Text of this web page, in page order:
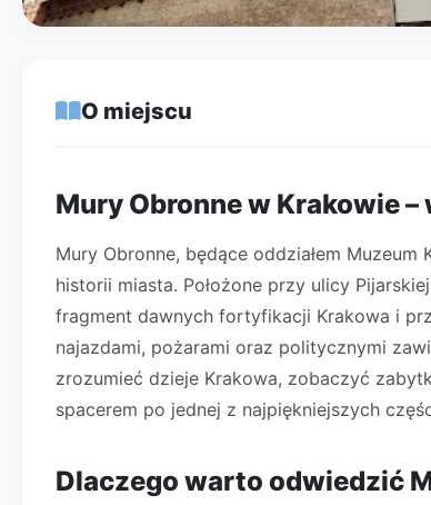
O miejscu
Mury Obronne w Krakowie
Mury Obronne, będące oddziałem
historii miasta. Położone przy ulicy
fragment dawnych fortyfikacji Krakowa i
najazdami, pożarami oraz politycznymi
zrozumieć dzieje Krakowa, zobaczyć
spacerem po jednej z najpiękniejszych
Dlaczego warto odwiedzić